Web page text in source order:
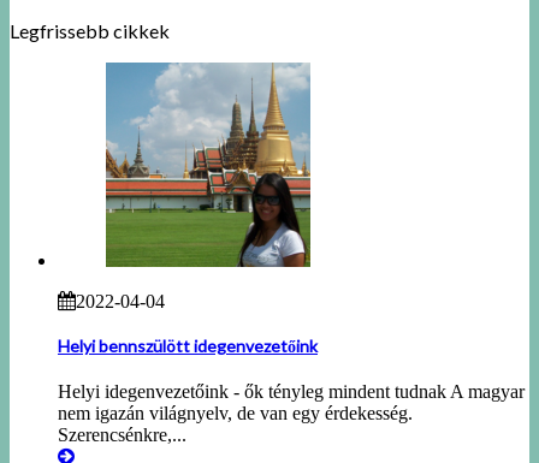
Legfrissebb cikkek
2022-04-04
Helyi bennszülött idegenvezetőink
Helyi idegenvezetőink - ők tényleg mindent tudnak A magyar
nem igazán világnyelv, de van egy érdekesség.
Szerencsénkre,...